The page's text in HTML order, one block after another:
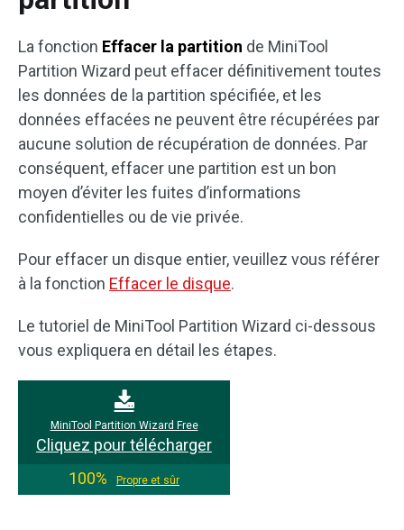
La fonction Effacer la partition de MiniTool
Partition Wizard peut effacer définitivement toutes
les données de la partition spécifiée, et les
données effacées ne peuvent être récupérées par
aucune solution de récupération de données. Par
conséquent, effacer une partition est un bon
moyen d’éviter les fuites d’informations
confidentielles ou de vie privée.
Pour effacer un disque entier, veuillez vous référer
à la fonction Effacer le disque.
Le tutoriel de MiniTool Partition Wizard ci-dessous
vous expliquera en détail les étapes.
MiniTool Partition Wizard Free
Cliquez pour télécharger
100%
Propre et sûr